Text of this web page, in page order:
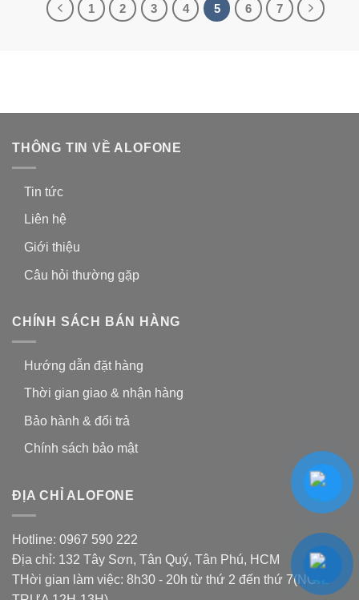
1 2 3 4 5 6 7
THÔNG TIN VỀ ALOFONE
Tin tức
Liên hệ
Giới thiệu
Câu hỏi thường gặp
CHÍNH SÁCH BÁN HÀNG
Hướng dẫn đặt hàng
Thời gian giao & nhận hàng
Bảo hành & đổi trả
Chính sách bảo mật
ĐỊA CHỈ ALOFONE
Hotline: 0967 590 222
Địa chỉ: 132 Tây Sơn, Tân Quý, Tân Phú, HCM
THời gian làm việc: 8h30 - 20h từ thứ 2 đến thứ 7(NGHỈ